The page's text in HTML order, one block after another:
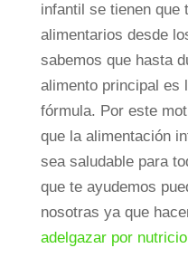
infantil se tienen que
alimentarios desde
sabemos que hasta
alimento principal es
fórmula. Por este
que la alimentación
sea saludable para
que te ayudemos
nosotras ya que
adelgazar por